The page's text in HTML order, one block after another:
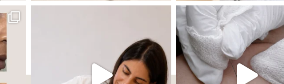
שהעור פשוט צריך לעצור רגע, לנשום ולהתאזן תהליך אחד שיכול לעשות הבדל גדול במראה ובאיכות העור